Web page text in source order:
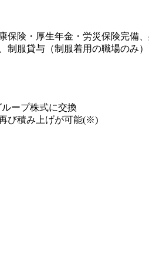
険・厚生年金・労災保険完備
服貸与（制服着用の職場のみ
ープ株式に交換
び積み上げが可能(※)